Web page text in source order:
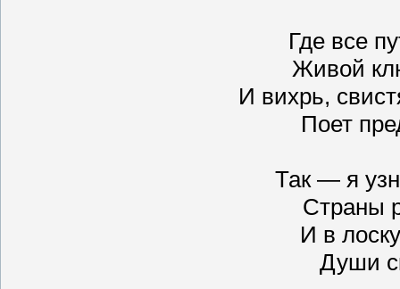
Где все
Живой
И вихрь,
Поет
Так — я
Страны
И в
Души